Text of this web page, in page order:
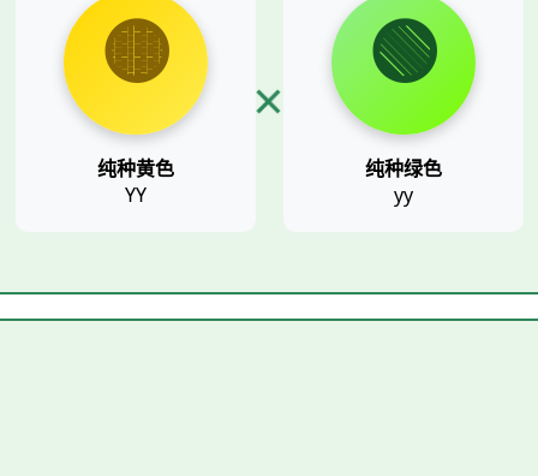
🟡
纯种黄色
YY
× 🟢
纯种绿色
yy